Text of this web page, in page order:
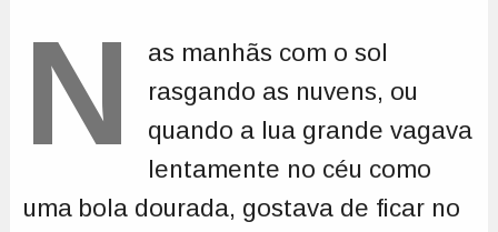
N
as manhãs com o sol
rasgando as nuvens, ou
quando a lua grande vagava
lentamente no céu como
uma bola dourada, gostava de ficar no